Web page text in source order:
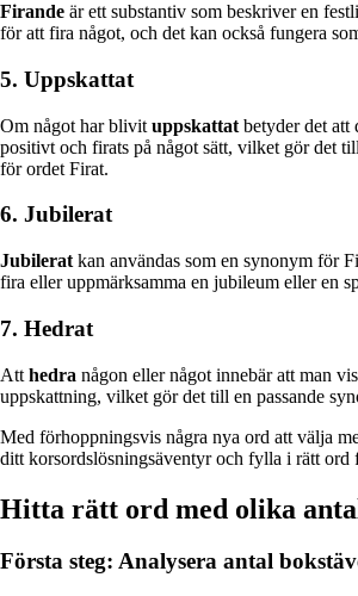
Firande är ett substantiv som beskriver en
för att fira något, och det kan också fungera
5. Uppskattat
Om något har blivit uppskattat betyder det att
positivt och firats på något sätt, vilket gör det
för ordet Firat.
6. Jubilerat
Jubilerat kan användas som en synonym för
fira eller uppmärksamma en jubileum eller en
7. Hedrat
Att hedra någon eller något innebär att man
uppskattning, vilket gör det till en passande
Med förhoppningsvis några nya ord att välja
ditt korsordslösningsäventyr och fylla i rätt
Hitta rätt ord med olika
Första steg: Analysera antal